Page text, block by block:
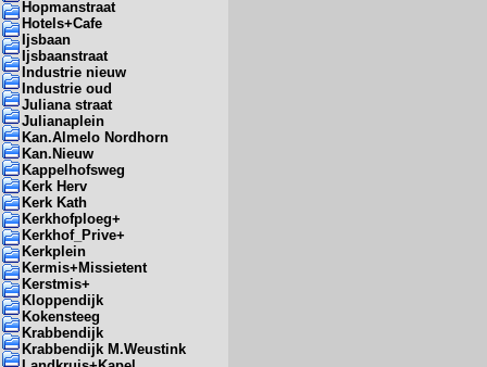
Hopmanstraat
Hotels+Cafe
Ijsbaan
Ijsbaanstraat
Industrie nieuw
Industrie oud
Juliana straat
Julianaplein
Kan.Almelo Nordhorn
Kan.Nieuw
Kappelhofsweg
Kerk Herv
Kerk Kath
Kerkhofploeg+
Kerkhof_Prive+
Kerkplein
Kermis+Missietent
Kerstmis+
Kloppendijk
Kokensteeg
Krabbendijk
Krabbendijk M.Weustink